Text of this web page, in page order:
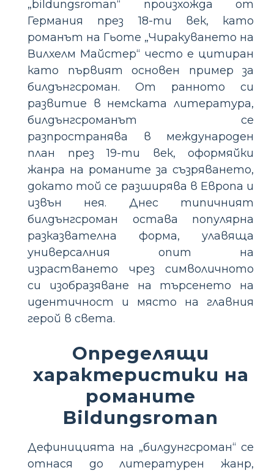
„bildungsroman“ произхожда от
Германия през 18-ти век, като
романът на Гьоте „Чиракуването на
Вилхелм Майстер“ често е цитиран
като първият основен пример за
билдънгсроман. От ранното си
развитие в немската литература,
билдънгсроманът се
разпространява в международен
план през 19-ти век, оформяйки
жанра на романите за съзряването,
докато той се разширява в Европа и
извън нея. Днес типичният
билдънгсроман остава популярна
разказвателна форма, улавяща
универсалния опит на
израстването чрез символичното
си изобразяване на търсенето на
идентичност и място на главния
герой в света.
Определящи
характеристики на
романите
Bildungsroman
Дефиницията на „билдунгсроман“ се
отнася до литературен жанр,